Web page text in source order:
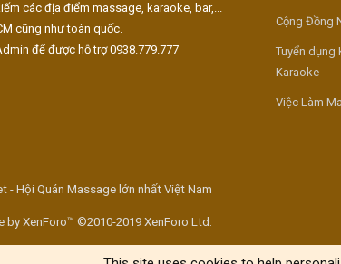
các địa điểm massage, karaoke, bar,...
cũng như toàn quốc.
để được hỗ trợ 0938.779.777
Cộng Đồng
Tuyển dụng
Karaoke
Việc Làm
- Hội Quán Massage lớn nhất Việt Nam
by XenForo™ ©2010-2019 XenForo Ltd.